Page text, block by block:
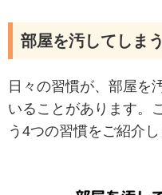
部屋を汚してしま
日々の習慣が、部屋を
いることがあります。
う4つの習慣をご紹介し